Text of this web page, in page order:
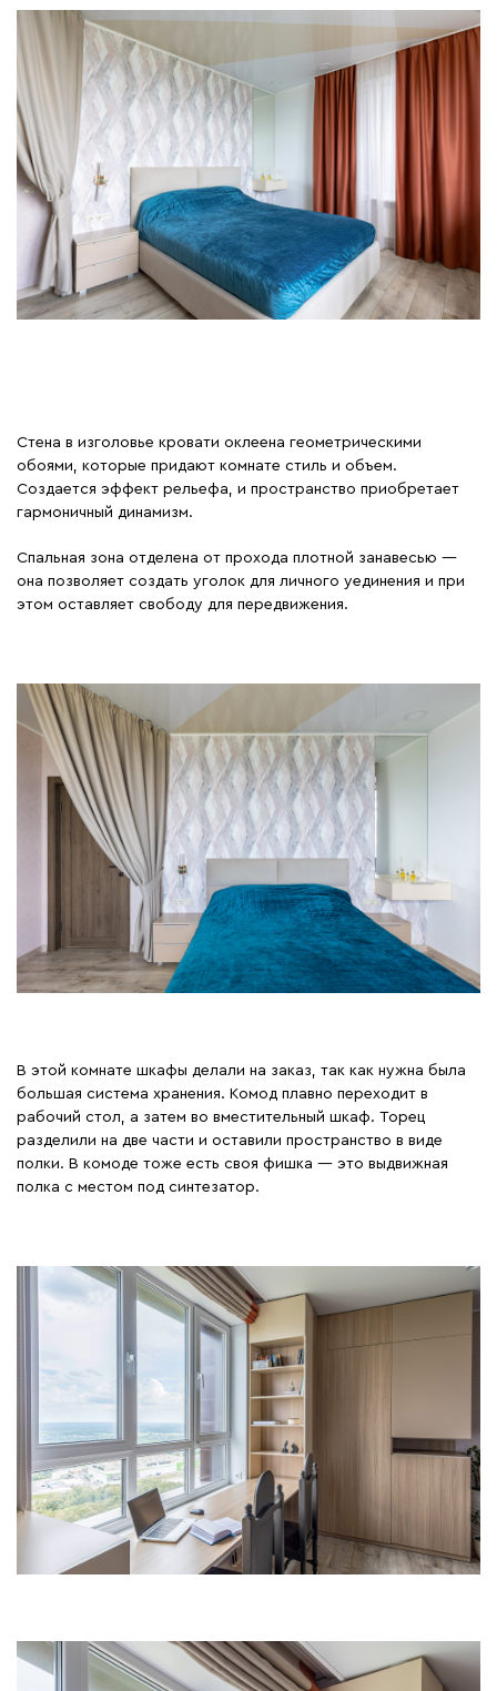
Стена в изголовье кровати оклеена геометрическими
обоями, которые придают комнате стиль и объем.
Создается эффект рельефа, и пространство приобретает
гармоничный динамизм.
Спальная зона отделена от прохода плотной занавесью —
она позволяет создать уголок для личного уединения и при
этом оставляет свободу для передвижения.
В этой комнате шкафы делали на заказ, так как нужна была
большая система хранения. Комод плавно переходит в
рабочий стол, а затем во вместительный шкаф. Торец
разделили на две части и оставили пространство в виде
полки. В комоде тоже есть своя фишка — это выдвижная
полка с местом под синтезатор.